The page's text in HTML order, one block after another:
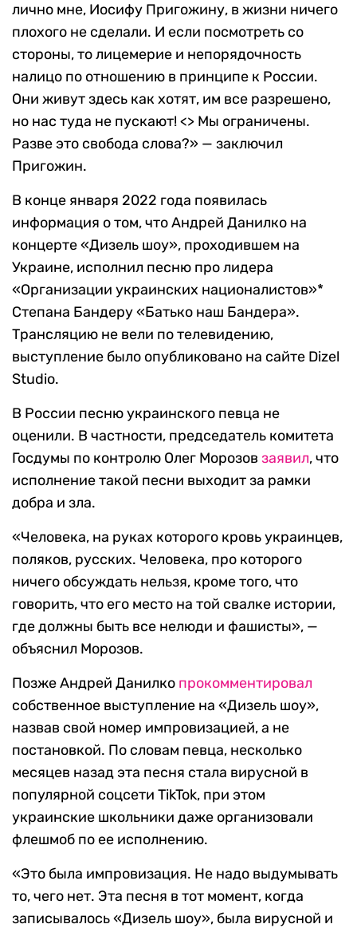
лично мне, Иосифу Пригожину, в жизни ничего
плохого не сделали. И если посмотреть со
стороны, то лицемерие и непорядочность
налицо по отношению в принципе к России.
Они живут здесь как хотят, им все разрешено,
но нас туда не пускают! <> Мы ограничены.
Разве это свобода слова?» — заключил
Пригожин.
В конце января 2022 года появилась
информация о том, что Андрей Данилко на
концерте «Дизель шоу», проходившем на
Украине, исполнил песню про лидера
«Организации украинских националистов»*
Степана Бандеру «Батько наш Бандера».
Трансляцию не вели по телевидению,
выступление было опубликовано на сайте Dizel
Studio.
В России песню украинского певца не
оценили. В частности, председатель комитета
Госдумы по контролю Олег Морозов заявил, что
исполнение такой песни выходит за рамки
добра и зла.
«Человека, на руках которого кровь украинцев,
поляков, русских. Человека, про которого
ничего обсуждать нельзя, кроме того, что
говорить, что его место на той свалке истории,
где должны быть все нелюди и фашисты», —
объяснил Морозов.
Позже Андрей Данилко прокомментировал
собственное выступление на «Дизель шоу»,
назвав свой номер импровизацией, а не
постановкой. По словам певца, несколько
месяцев назад эта песня стала вирусной в
популярной соцсети TikTok, при этом
украинские школьники даже организовали
флешмоб по ее исполнению.
«Это была импровизация. Не надо выдумывать
то, чего нет. Эта песня в тот момент, когда
записывалось «Дизель шоу», была вирусной и